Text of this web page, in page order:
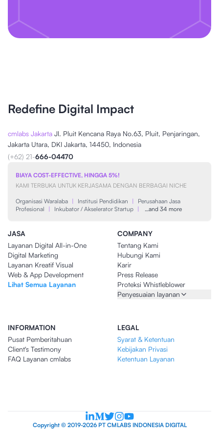
Redefine Digital Impact
cmlabs Jakarta Jl. Pluit Kencana Raya No.63, Pluit, Penjaringan,
Jakarta Utara, DKI Jakarta, 14450, Indonesia
(+62) 21-666-04470
BIAYA COST-EFFECTIVE, HINGGA 5%!
KAMI TERBUKA UNTUK KERJASAMA DENGAN BERBAGAI NICHE
Organisasi Waralaba | Institusi Pendidikan |
Perusahaan Jasa
Profesional
| Inkubator / Akselerator Startup | …and 34 more
JASA
Layanan Digital All-in-One
Digital Marketing
Layanan Kreatif Visual
Web & App Development
Lihat Semua Layanan
COMPANY
Tentang Kami
Hubungi Kami
Karir
Press Release
Proteksi Whistleblower
Penyesuaian layanan
INFORMATION
Pusat Pemberitahuan
Client's Testimony
FAQ Layanan cmlabs
LEGAL
Syarat & Ketentuan
Kebijakan Privasi
Ketentuan Layanan
Copyright © 2019-2026 PT CMLABS INDONESIA DIGITAL